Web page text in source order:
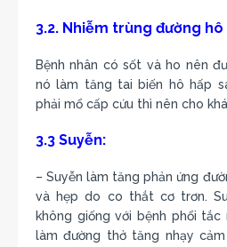
3.2. Nhiễm trùng đường hô
Bệnh nhân có sốt và ho nên
nó làm tăng tai biến hô hấp
phải mổ cấp cứu thì nên cho
3.3 Suyễn:
– Suyễn làm tăng phản ứng
và hẹp do co thắt cơ trơn.
không giống với bệnh phổi tắc
làm đường thở tăng nhạy